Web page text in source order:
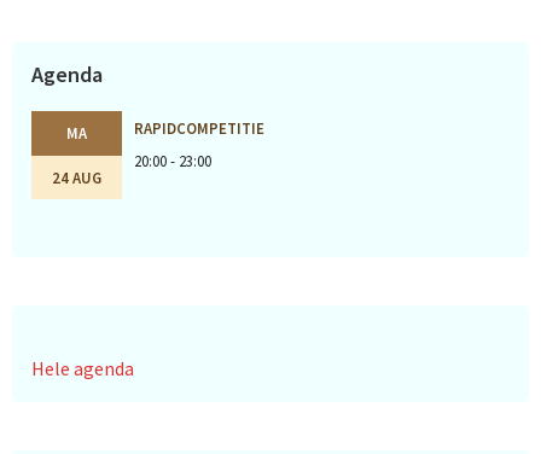
Agenda
MA
24 AUG
RAPIDCOMPETITIE
20:00 - 23:00
Hele agenda